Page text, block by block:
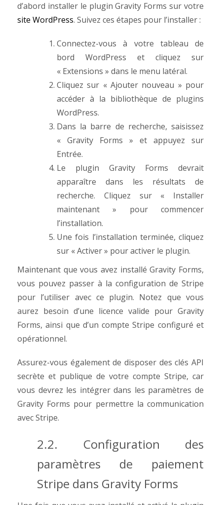
d’abord installer le plugin Gravity Forms sur votre
site WordPress. Suivez ces étapes pour l’installer :
Connectez-vous à votre tableau de
bord WordPress et cliquez sur
« Extensions » dans le menu latéral.
Cliquez sur « Ajouter nouveau » pour
accéder à la bibliothèque de plugins
WordPress.
Dans la barre de recherche, saisissez
« Gravity Forms » et appuyez sur
Entrée.
Le plugin Gravity Forms devrait
apparaître dans les résultats de
recherche. Cliquez sur « Installer
maintenant » pour commencer
l’installation.
Une fois l’installation terminée, cliquez
sur « Activer » pour activer le plugin.
Maintenant que vous avez installé Gravity Forms,
vous pouvez passer à la configuration de Stripe
pour l’utiliser avec ce plugin. Notez que vous
aurez besoin d’une licence valide pour Gravity
Forms, ainsi que d’un compte Stripe configuré et
opérationnel.
Assurez-vous également de disposer des clés API
secrète et publique de votre compte Stripe, car
vous devrez les intégrer dans les paramètres de
Gravity Forms pour permettre la communication
avec Stripe.
2.2. Configuration des
paramètres de paiement
Stripe dans Gravity Forms